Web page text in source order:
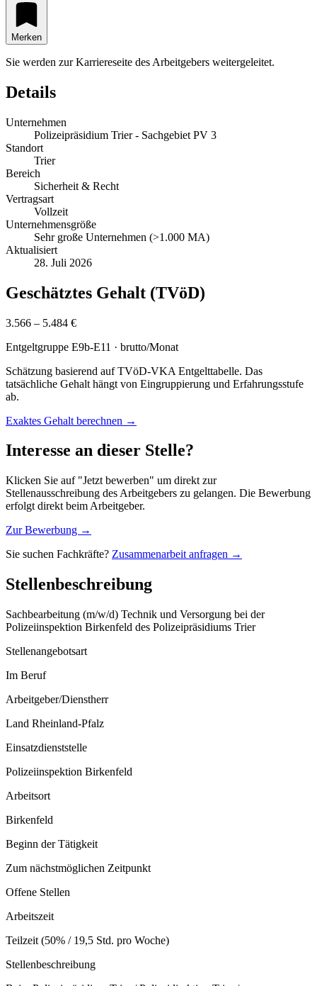
Merken
Sie werden zur Karriereseite des Arbeitgebers weitergeleitet.
Details
Unternehmen
Polizeipräsidium Trier - Sachgebiet PV 3
Standort
Trier
Bereich
Sicherheit & Recht
Vertragsart
Vollzeit
Unternehmensgröße
Sehr große Unternehmen (>1.000 MA)
Aktualisiert
28. Juli 2026
Geschätztes Gehalt (TVöD)
3.566 – 5.484 €
Entgeltgruppe E9b-E11 · brutto/Monat
Schätzung basierend auf TVöD-VKA Entgelttabelle. Das
tatsächliche Gehalt hängt von Eingruppierung und Erfahrungsstufe
ab.
Exaktes Gehalt berechnen →
Interesse an dieser Stelle?
Klicken Sie auf "Jetzt bewerben" um direkt zur
Stellenausschreibung des Arbeitgebers zu gelangen. Die Bewerbung
erfolgt direkt beim Arbeitgeber.
Zur Bewerbung →
Sie suchen Fachkräfte? Zusammenarbeit anfragen →
Stellenbeschreibung
Sachbearbeitung (m/w/d) Technik und Versorgung bei der
Polizeiinspektion Birkenfeld des Polizeipräsidiums Trier
Stellenangebotsart
Im Beruf
Arbeitgeber/Dienstherr
Land Rheinland-Pfalz
Einsatzdienststelle
Polizeiinspektion Birkenfeld
Arbeitsort
Birkenfeld
Beginn der Tätigkeit
Zum nächstmöglichen Zeitpunkt
Offene Stellen
Arbeitszeit
Teilzeit (50% / 19,5 Std. pro Woche)
Stellenbeschreibung